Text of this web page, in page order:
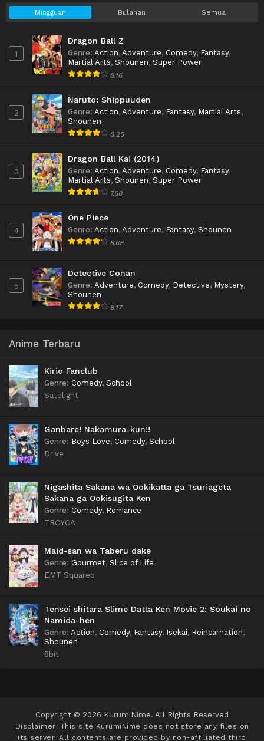
Mingguan Bulanan Semua
1
Dragon Ball Z
Genre: Action, Adventure, Comedy, Fantasy,
Martial Arts, Shounen, Super Power
8.16
2
Naruto: Shippuuden
Genre: Action, Adventure, Fantasy, Martial Arts,
Shounen
8.25
3
Dragon Ball Kai (2014)
Genre: Action, Adventure, Comedy, Fantasy,
Martial Arts, Shounen, Super Power
7.68
4
One Piece
Genre: Action, Adventure, Fantasy, Shounen
8.68
5
Detective Conan
Genre: Adventure, Comedy, Detective, Mystery,
Shounen
8.17
Anime Terbaru
Kirio Fanclub
Genre: Comedy, School
Satelight
Ganbare! Nakamura-kun!!
Genre: Boys Love, Comedy, School
Drive
Nigashita Sakana wa Ookikatta ga Tsuriageta
Sakana ga Ookisugita Ken
Genre: Comedy, Romance
TROYCA
Maid-san wa Taberu dake
Genre: Gourmet, Slice of Life
EMT Squared
Tensei shitara Slime Datta Ken Movie 2: Soukai no
Namida-hen
Genre: Action, Comedy, Fantasy, Isekai, Reincarnation,
Shounen
8bit
Copyright © 2026 KurumiNime. All Rights Reserved
Disclaimer: This site KurumiNime does not store any files on
its server. All contents are provided by non-affiliated third